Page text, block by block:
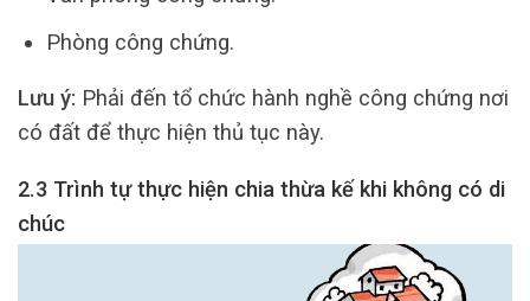
Phòng công chứng.
Lưu ý: Phải đến tổ chức hành nghề công chứng nơi
có đất để thực hiện thủ tục này.
2.3 Trình tự thực hiện chia thừa kế khi không có di
chúc